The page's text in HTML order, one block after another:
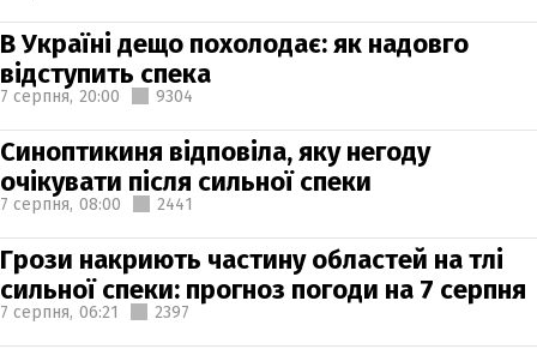
В Україні дещо похолодає: як надовго
відступить спека
7 серпня, 20:00 9304
Синоптикиня відповіла, яку негоду
очікувати після сильної спеки
7 серпня, 08:00 2441
Грози накриють частину областей на тлі
сильної спеки: прогноз погоди на 7 серпня
7 серпня, 06:21 2397